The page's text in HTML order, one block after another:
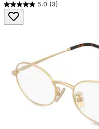
5.0 (3)
5.0
von
5